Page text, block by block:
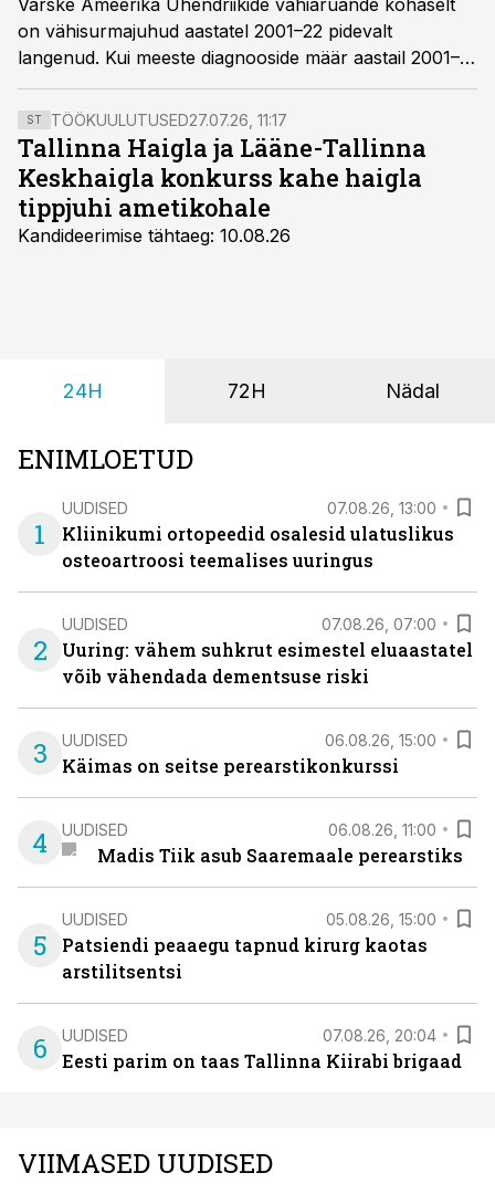
Värske Ameerika Ühendriikide vähiaruande kohaselt
on vähisurmajuhud aastatel 2001–22 pidevalt
langenud. Kui meeste diagnooside määr aastail 2001–13
langes ja 2021. aastaks stabiliseerus, siis naiste oma on
aastail 2003–21 pidevalt veidi kasvanud.
ST TÖÖKUULUTUSED27.07.26, 11:17
Tallinna Haigla ja Lääne-Tallinna
Keskhaigla konkurss kahe haigla
tippjuhi ametikohale
Kandideerimise tähtaeg: 10.08.26
24H 72H Nädal
ENIMLOETUD
1
UUDISED 07.08.26, 13:00
Kliinikumi ortopeedid osalesid ulatuslikus
osteoartroosi teemalises uuringus
2
UUDISED 07.08.26, 07:00
Uuring: vähem suhkrut esimestel eluaastatel
võib vähendada dementsuse riski
3 UUDISED 06.08.26, 15:00
Käimas on seitse perearstikonkurssi
4 UUDISED 06.08.26, 11:00
Madis Tiik asub Saaremaale perearstiks
5
UUDISED 05.08.26, 15:00
Patsiendi peaaegu tapnud kirurg kaotas
arstilitsentsi
6 UUDISED 07.08.26, 20:04
Eesti parim on taas Tallinna Kiirabi brigaad
VIIMASED UUDISED